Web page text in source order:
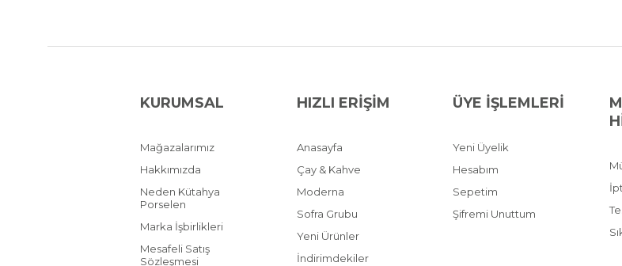
KURUMSAL
Mağazalarımız
Hakkımızda
Neden Kütahya
Porselen
Marka İşbirlikleri
Mesafeli Satış
Sözleşmesi
HIZLI ERİŞİM
Anasayfa
Çay & Kahve
Moderna
Sofra Grubu
Yeni Ürünler
İndirimdekiler
ÜYE İŞLEMLERİ
Yeni Üyelik
Hesabım
Sepetim
Şifremi Unuttum